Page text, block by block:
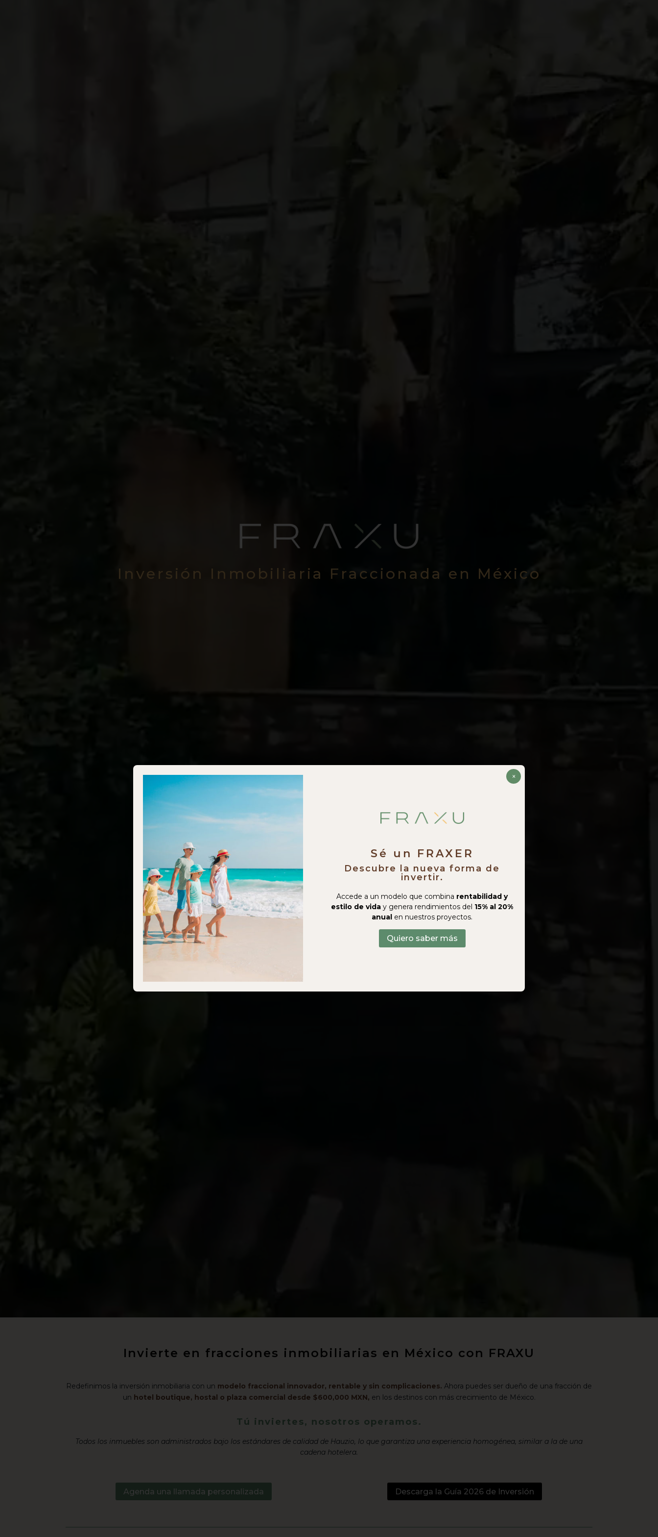
Inversión Inmobiliaria Fraccionada en México
Invierte en fracciones inmobiliarias en México con FRAXU
Redefinimos la inversión inmobiliaria con un modelo fraccional innovador, rentable y sin complicaciones. Ahora puedes ser dueño de una fracción de
un hotel boutique, hostal o plaza comercial desde $600,000 MXN, en los destinos con más crecimiento de México.
Tú inviertes, nosotros operamos.
Todos los inmuebles son administrados bajo los estándares de calidad de Hauzio, lo que garantiza una experiencia homogénea, similar a la de una
cadena hotelera.
Agenda una llamada personalizada Descarga la Guía 2026 de Inversión
×
Sé un FRAXER
Descubre la nueva forma de
invertir.
Accede a un modelo que combina rentabilidad y
estilo de vida y genera rendimientos del 15% al 20%
anual en nuestros proyectos.
Quiero saber más